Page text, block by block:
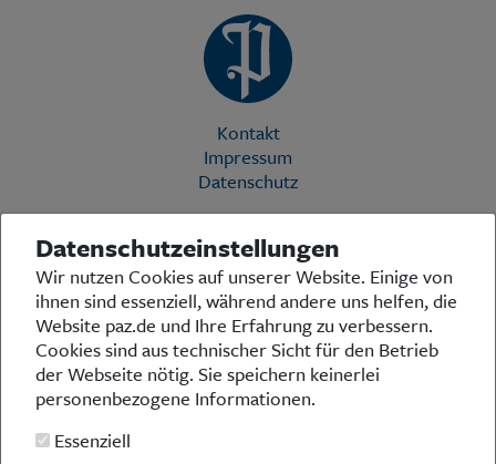
Kontakt
Impressum
Datenschutz
Die Preußische Allgemeine Zeitung (PAZ) ist eine einzigartige Stimme
in der deutschen Medienlandschaft. Woche für Woche berichtet sie
über das aktuelle Zeitgeschehen in Politik, Kultur und Wirtschaft und
bezieht zu den grundlegenden Entwicklungen unserer Gesellschaft
Stellung. In ihrer Arbeit fühlt sich die Redaktion dem traditionellen
preußischen Wertekanon verpflichtet: Das alte Preußen stand und
steht für religiöse und weltanschauliche Toleranz, für Heimatliebe
und Weltoffenheit, für Rechtstaatlichkeit und intellektuelle
Redlichkeit sowie nicht zuletzt für ein von der Vernunft geleitetes
Handeln in allen Bereichen der Gesellschaft. In diesem Sinne pflegt
Datenschutzeinstellungen
Wir nutzen Cookies auf unserer Website. Einige von
ihnen sind essenziell, während andere uns helfen, die
Website paz.de und Ihre Erfahrung zu verbessern.
Cookies sind aus technischer Sicht für den Betrieb
der Webseite nötig. Sie speichern keinerlei
personenbezogene Informationen.
Essenziell